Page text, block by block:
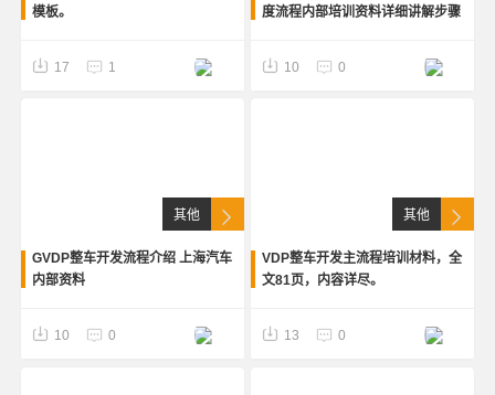
模板。
17 1
度流程内部培训资料详细讲解步骤
10 0
其他
GVDP整车开发流程介绍 上海汽车
内部资料
10 0
其他
VDP整车开发主流程培训材料，全
文81页，内容详尽。
13 0